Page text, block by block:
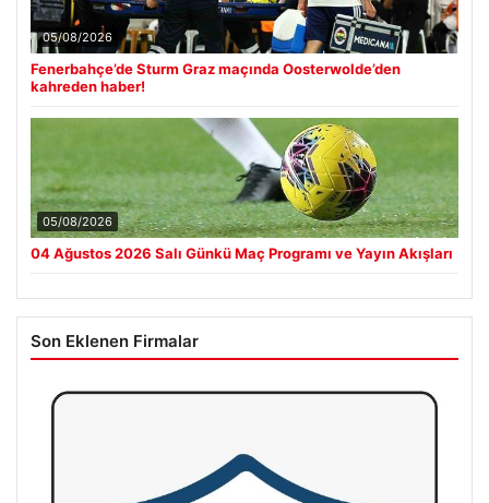
05/08/2026
Fenerbahçe’de Sturm Graz maçında Oosterwolde’den
kahreden haber!
05/08/2026
04 Ağustos 2026 Salı Günkü Maç Programı ve Yayın Akışları
Son Eklenen Firmalar